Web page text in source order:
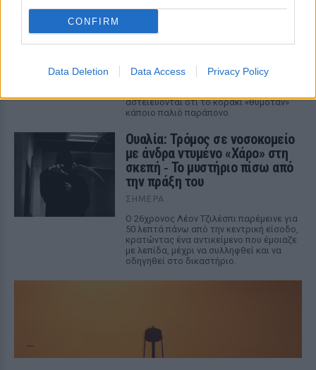
CONFIRM
Data Deletion Data Access Privacy Policy
αστειευόταν καθόλου:
Επιτέθηκε σε γυναίκα και την
έριξε κάτω ‑ Δες τι έγινε!
αστειεύονται ότι το κοράκι «θυμόταν»
κάποιο παλιό παράπονο
Ουαλία: Τρόμος σε νοσοκομείο
με άνδρα ντυμένο «Χάρο» στη
σκεπή ‑ Το μυστήριο πίσω από
την πράξη του
ΣΉΜΕΡΑ
Ο 26χρονος Λέον Τζιλέσπι παρέμεινε για
50 λεπτά πάνω από την κεντρική είσοδο,
κρατώντας ένα αντικείμενο που έμοιαζε
με λεπίδα, μέχρι να συλληφθεί και να
οδηγηθεί στο δικαστήριο.